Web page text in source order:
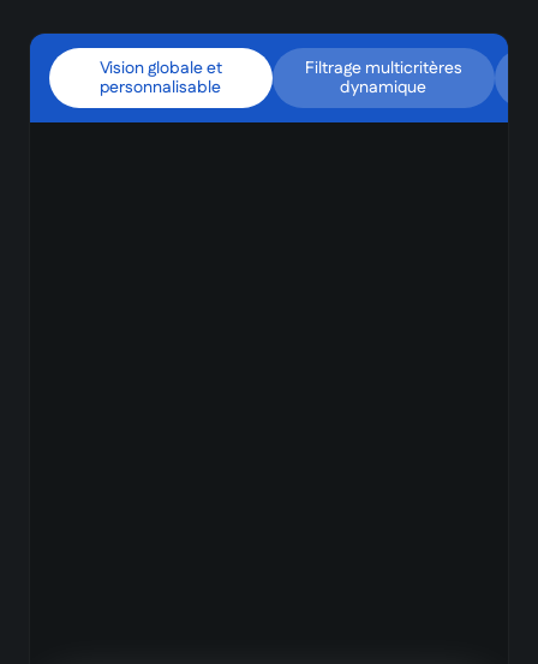
Vision globale et
personnalisable
Filtrage multicritères
dynamique